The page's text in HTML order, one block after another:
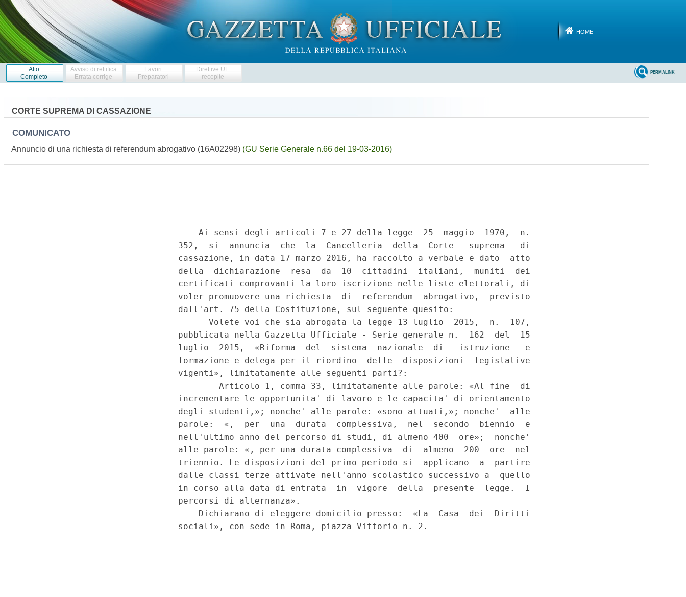
HOME
Atto
Completo
Avviso di rettifica
Errata corrige
Lavori
Preparatori
Direttive UE
recepite
PERMALINK
CORTE SUPREMA DI CASSAZIONE
COMUNICATO
Annuncio di una richiesta di referendum abrogativo (16A02298) (GU Serie Generale n.66 del 19-03-2016)